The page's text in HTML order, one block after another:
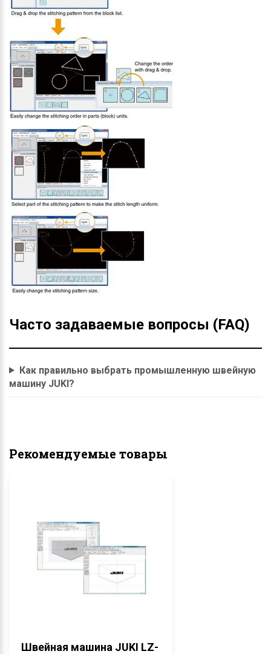
Часто задаваемые вопросы (FAQ)
Как правильно выбрать промышленную швейную
машину JUKI?
Рекомендуемые товары
Швейная машина JUKI LZ-